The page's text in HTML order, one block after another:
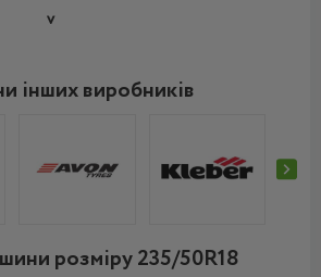
V
інших виробників
розміру 235/50R18